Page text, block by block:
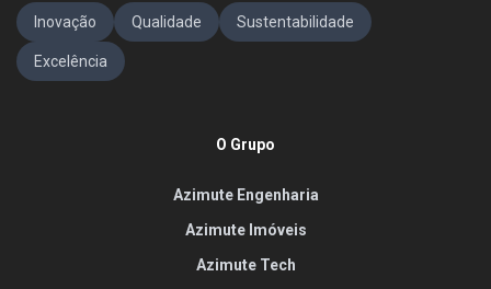
Inovação Qualidade Sustentabilidade
Excelência
O Grupo
Azimute Engenharia
Azimute Imóveis
Azimute Tech